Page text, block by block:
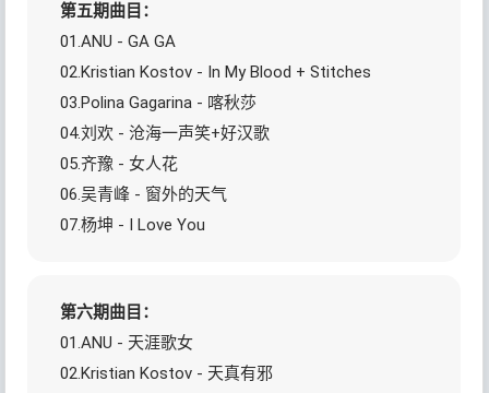
第五期曲目：
01.ANU - GA GA
02.Kristian Kostov - In My Blood + Stitches
03.Polina Gagarina - 喀秋莎
04.刘欢 - 沧海一声笑+好汉歌
05.齐豫 - 女人花
06.吴青峰 - 窗外的天气
07.杨坤 - I Love You
第六期曲目：
01.ANU - 天涯歌女
02.Kristian Kostov - 天真有邪